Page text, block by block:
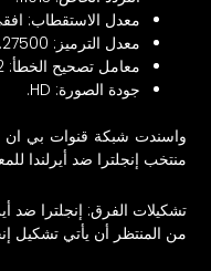
معدل الاستقطاب:
معدل الترميز: 27500.
معامل تصحيح الخطأ: 3/2.
جودة الصورة: HD.
واسندت شبكة قنوات بي ان
منتخب إنجلترا ضد أيرلندا
تشكيلات الفرق: إنجلترا ضد
من المنتظر أن يأتي تشكيل